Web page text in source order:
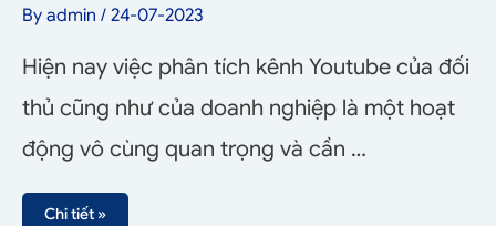
By admin / 24-07-2023
Hiện nay việc phân tích kênh Youtube của đối
thủ cũng như của doanh nghiệp là một hoạt
động vô cùng quan trọng và cần …
Chi tiết »